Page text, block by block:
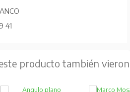
41
producto también vieron